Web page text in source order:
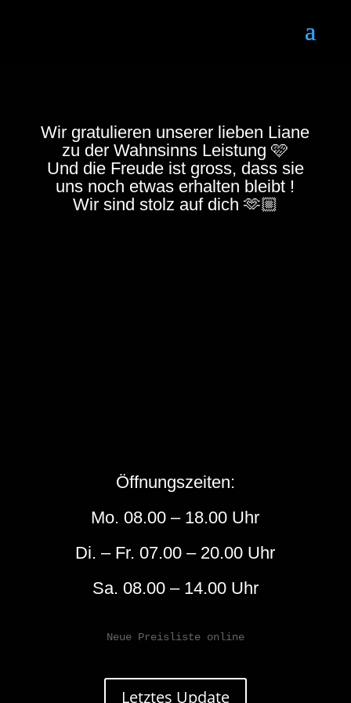
Wir gratulieren unserer lieben Liane
zu der Wahnsinns Leistung 🩷
Und die Freude ist gross, dass sie
uns noch etwas erhalten bleibt !
Wir sind stolz auf dich 🫶🏼
Öffnungszeiten:
Mo. 08.00 – 18.00 Uhr
Di. – Fr. 07.00 – 20.00 Uhr
Sa. 08.00 – 14.00 Uhr
Neue Preisliste online
Letztes Update